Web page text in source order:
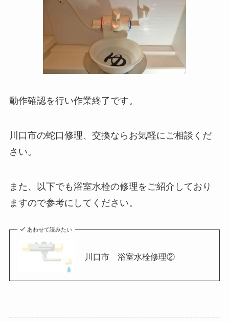
動作確認を行い作業終了です。
川口市の蛇口修理、交換ならお気軽にご相談くだ
さい。
また、以下でも浴室水栓の修理をご紹介しており
ますので参考にしてください。
あわせて読みたい
川口市 浴室水栓修理②